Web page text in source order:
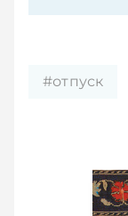
#отпуск